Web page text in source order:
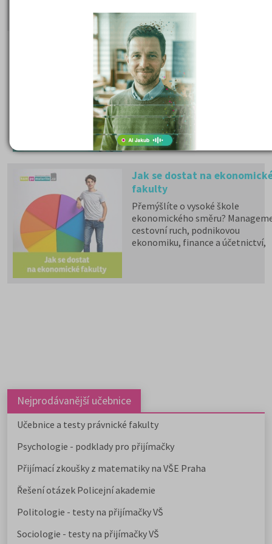
státem, studentské slevy na
dopravu a další.
Státní maturita 2026
I v roce 2026 mohou studenti
u společné části volit mezi
matematikou a cizím
jazykem a zůstává povinná
zkouška z českého jazyka a
literatury. Stáhněte si zdarma
e-books podrobnými
informacemi.
Jak se dostat na
fakulty
Přemýšlíte o vysoké škole
ekonomického směru?
cestovní ruch, podnikovou
ekonomiku, finance a účetnictví,
Nejprodávanější učebnice
Učebnice a testy právnické fakulty
Psychologie - podklady pro přijímačky
Přijímací zkoušky z matematiky na VŠE Praha
Řešení otázek Policejní akademie
Politologie - testy na přijímačky VŠ
Sociologie - testy na přijímačky VŠ